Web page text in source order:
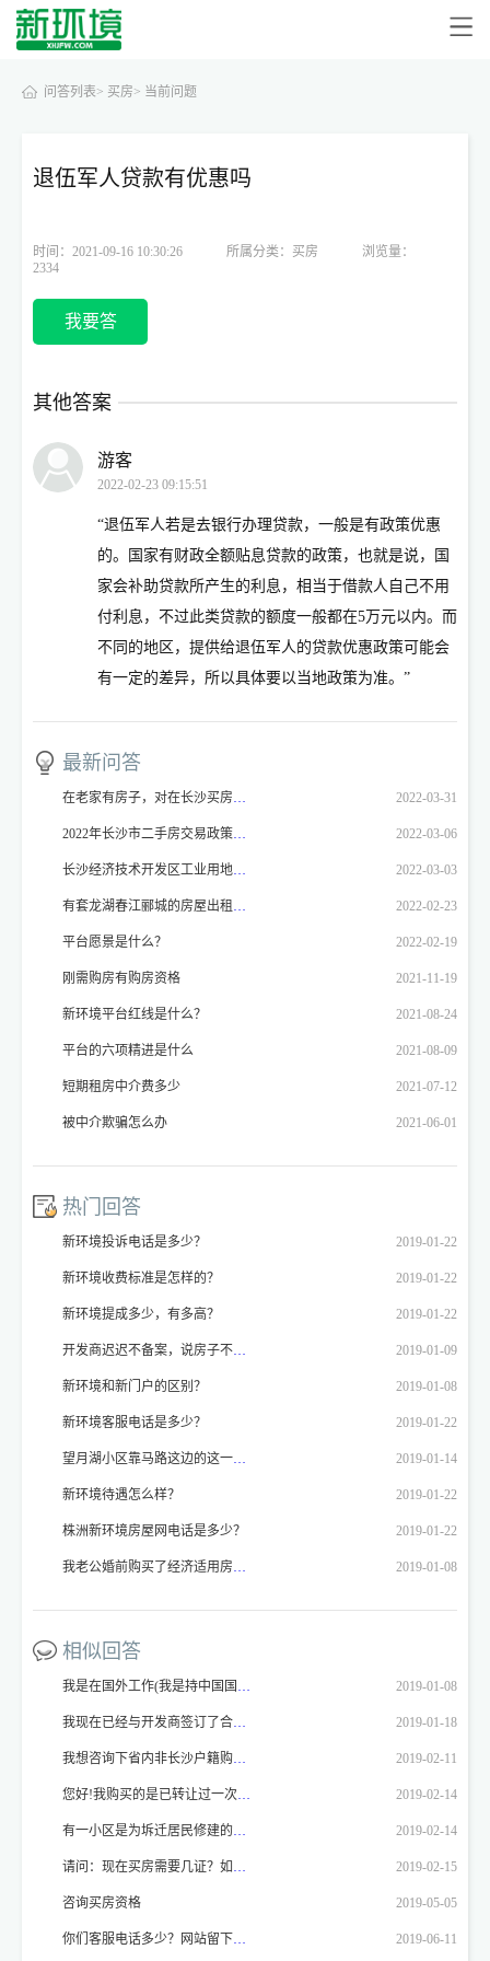
问答列表> 买房> 当前问题
退伍军人贷款有优惠吗
时间：2021-09-16 10:30:26 所属分类：买房
浏览量：
2334
我要答
其他答案
游客
2022-02-23 09:15:51
“退伍军人若是去银行办理贷款，一般是有政策优惠
的。国家有财政全额贴息贷款的政策，也就是说，国
家会补助贷款所产生的利息，相当于借款人自己不用
付利息，不过此类贷款的额度一般都在5万元以内。而
不同的地区，提供给退伍军人的贷款优惠政策可能会
有一定的差异，所以具体要以当地政策为准。”
最新问答
在老家有房子，对在长沙买房有影响吗 2022-03-31
2022年长沙市二手房交易政策是什么？ 2022-03-06
长沙经济技术开发区工业用地，厂房价格 2022-03-03
有套龙湖春江郦城的房屋出租，想就近找新环境门店登记！！！ 2022-02-23
平台愿景是什么？ 2022-02-19
刚需购房有购房资格 2021-11-19
新环境平台红线是什么？ 2021-08-24
平台的六项精进是什么 2021-08-09
短期租房中介费多少 2021-07-12
被中介欺骗怎么办 2021-06-01
热门回答
新环境投诉电话是多少？ 2019-01-22
新环境收费标准是怎样的？ 2019-01-22
新环境提成多少，有多高？ 2019-01-22
开发商迟迟不备案，说房子不能备案，开发商不备案怎么投诉？ 2019-01-09
新环境和新门户的区别？ 2019-01-08
新环境客服电话是多少？ 2019-01-22
望月湖小区靠马路这边的这一排房子喊拆喊了好多年了，我想问一下这是真的不？ 2019-01-14
新环境待遇怎么样？ 2019-01-22
株洲新环境房屋网电话是多少？ 2019-01-22
我老公婚前购买了经济适用房（2003年的房），2月结婚。我于今年4月落户长沙。我原籍四川。现要办理房屋产权，按照小区公告： 2、凡办理审批单时为未婚，但现已经结婚的经济适用房业主，须提交本人和配偶结婚证、户口本、身份证三样原件和复印件。如配偶系外地户口的或1997年后由外地迁入长沙的须提供户口所在地或原户口所在地房改办出具的无房证明。 我就要回到四川去办理无房证明。我去当地的房管局，工作人员不办理，说不符合法规，他们的存档里只能证明有房，但是上面没有记录的，他们不能确定是否是有房，而没去办理产权。我就不明白了，长沙要求办理，四川不能办理。那我这个事情请问我到底应该怎么办？我的户籍已经落到长沙，原籍就不管了。现在的zf办事人员态度恶劣，大老远去办不了事，心里万分难过。zf是为人们办好事办实事的，为什么要为难我们呢？ 2019-01-08
相似回答
我是在国外工作(我是持中国国籍的)，想在中国深圳买楼，但是没有时间回去签名办手续，想委托我家人为我代办，我想请问如果像我这种情？，我需要办什么手续才行呢。 2019-01-08
我现在已经与开发商签订了合同，但我从房产网上查到该房产的报价比我们实际成交价格少1000元/平米，请问这是否符合购房合法程序，是不是开发商欺骗行为，应当如何处理？望回复！谢谢！ 2019-01-18
我想咨询下省内非长沙户籍购房资格 2019-02-11
您好!我购买的是已转让过一次的二手房,98年建的,产权为私有房产,请问需要税费和手续费等大概要房屋总价的多少?办完转让手续后我多久可以拿到房产证?谢谢 2019-02-14
有一小区是为坼迁居民修建的安置房！我想请问：这样的房子能不能买？如果要买，应看开发商的那些文件？买了有什么样的风险？ 2019-02-14
请问：现在买房需要几证？如果没产权证的房子可以买吗？ 2019-02-15
咨询买房资格 2019-05-05
你们客服电话多少？网站留下的电话已停机？！是不是要跑路啊？ 2019-06-11